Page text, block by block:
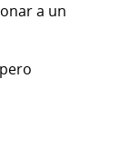
a un